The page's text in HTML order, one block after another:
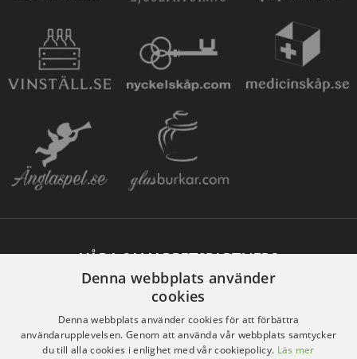
VÅRA SAMARBETSPARTNERS
Denna webbplats använder
cookies
Denna webbplats använder cookies för att förbättra
användarupplevelsen. Genom att använda vår webbplats samtycker
du till alla cookies i enlighet med vår cookiepolicy. Läs mer